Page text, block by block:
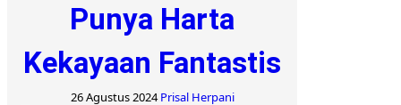
Punya Harta
Kekayaan Fantastis
26 Agustus 2024Prisal Herpani